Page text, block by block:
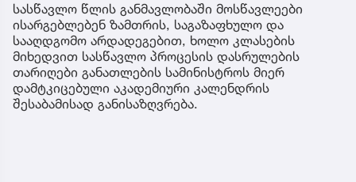
სასწავლო წლის განმავლობაში მოსწავლეები
ისარგებლებენ ზამთრის, საგაზაფხულო და
სააღდგომო არდადეგებით, ხოლო კლასების
მიხედვით სასწავლო პროცესის დასრულების
თარიღები განათლების სამინისტროს მიერ
დამტკიცებული აკადემიური კალენდრის
შესაბამისად განისაზღვრება.